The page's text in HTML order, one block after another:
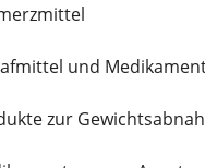
und
zur